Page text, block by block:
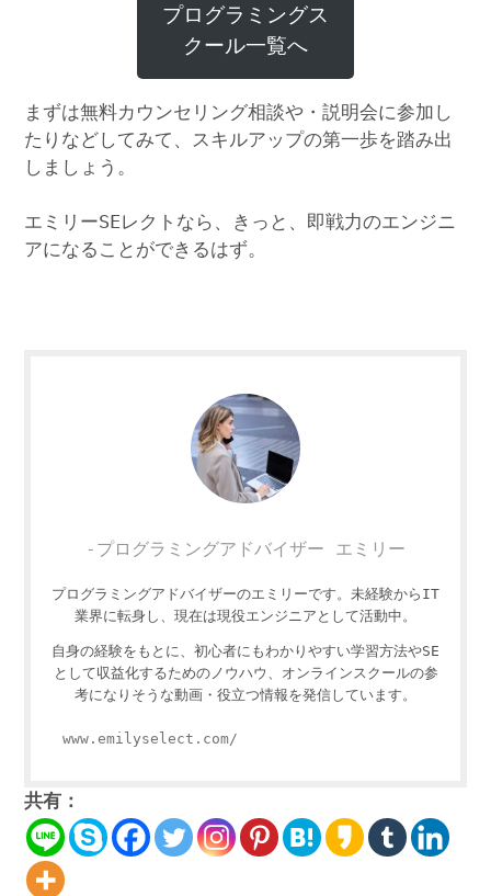
プログラミングス
クール一覧へ
まずは無料カウンセリング相談や・説明会に参加し
たりなどしてみて、スキルアップの第一歩を踏み出
しましょう。
エミリーSEレクトなら、きっと、即戦力のエンジニ
アになることができるはず。
-プログラミングアドバイザー エミリー
プログラミングアドバイザーのエミリーです。未経験からIT
業界に転身し、現在は現役エンジニアとして活動中。
自身の経験をもとに、初心者にもわかりやすい学習方法やSE
として収益化するためのノウハウ、オンラインスクールの参
考になりそうな動画・役立つ情報を発信しています。
www.emilyselect.com/
共有：